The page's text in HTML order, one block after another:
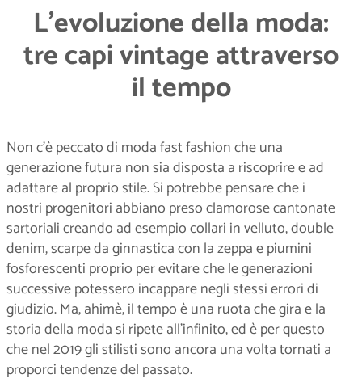
L’evoluzione della moda:
tre capi vintage attraverso
il tempo
Non c’è peccato di moda fast fashion che una
generazione futura non sia disposta a riscoprire e ad
adattare al proprio stile. Si potrebbe pensare che i
nostri progenitori abbiano preso clamorose cantonate
sartoriali creando ad esempio collari in velluto, double
denim, scarpe da ginnastica con la zeppa e piumini
fosforescenti proprio per evitare che le generazioni
successive potessero incappare negli stessi errori di
giudizio. Ma, ahimè, il tempo è una ruota che gira e la
storia della moda si ripete all’infinito, ed è per questo
che nel 2019 gli stilisti sono ancora una volta tornati a
proporci tendenze del passato.